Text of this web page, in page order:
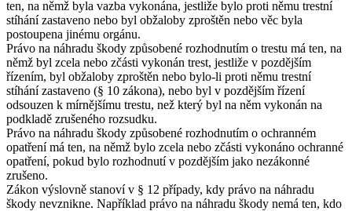
ten, na němž byla vazba vykonána, jestliže bylo proti němu trestní
stíhání zastaveno nebo byl obžaloby zproštěn nebo věc byla
postoupena jinému orgánu.
Právo na náhradu škody způsobené rozhodnutím o trestu má ten, na
němž byl zcela nebo zčásti vykonán trest, jestliže v pozdějším
řízením, byl obžaloby zproštěn nebo bylo-li proti němu trestní
stíhání zastaveno (§ 10 zákona), nebo byl v pozdějším řízení
odsouzen k mírnějšímu trestu, než který byl na něm vykonán na
podkladě zrušeného rozsudku.
Právo na náhradu škody způsobené rozhodnutím o ochranném
opatření má ten, na němž bylo zcela nebo zčásti vykonáno ochranné
opatření, pokud bylo rozhodnutí v pozdějším jako nezákonné
zrušeno.
Zákon výslovně stanoví v § 12 případy, kdy právo na náhradu
škody nevznikne. Například právo na náhradu škody nemá ten, kdo